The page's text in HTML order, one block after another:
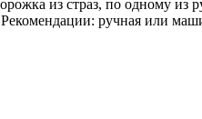
из страз, по одному из
ручная или